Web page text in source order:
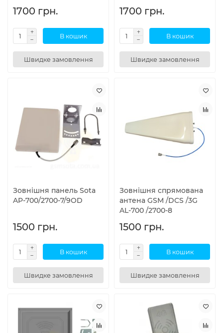
1700 грн.
В кошик
Швидке замовлення
1700 грн.
В кошик
Швидке замовлення
Зовнішня панель Sota
AP-700/2700-7/9OD
1500 грн.
В кошик
Швидке замовлення
Зовнішня спрямована
антена GSM /DCS /3G
AL-700 /2700-8
1500 грн.
В кошик
Швидке замовлення